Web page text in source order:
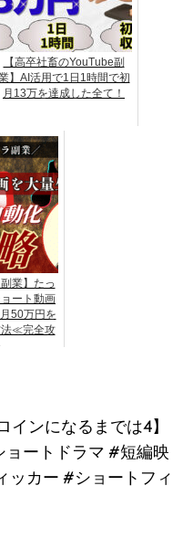
【高卒社畜のYouTube副
】AI活用で1日1時間で初
月13万を達成した全て！
業】たっ
ート動画
50万円を
法≪完全攻
ンになるまでは4】
ートドラマ #短編映
ッカー #ショートフィ